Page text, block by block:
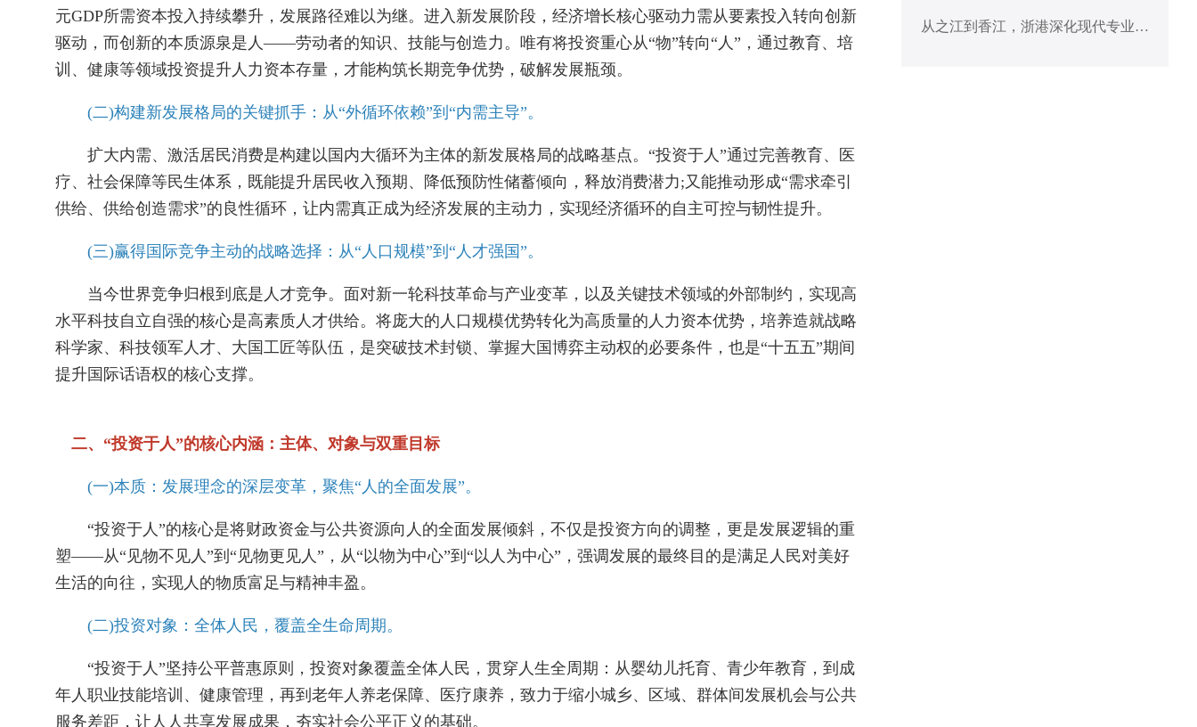
元GDP所需资本投入持续攀升，发展路径难以为继。进入新发展阶段，经济增长核心驱动力需从要素投入转向创新
驱动，而创新的本质源泉是人——劳动者的知识、技能与创造力。唯有将投资重心从“物”转向“人”，通过教育、培
训、健康等领域投资提升人力资本存量，才能构筑长期竞争优势，破解发展瓶颈。
(二)构建新发展格局的关键抓手：从“外循环依赖”到“内需主导”。
扩大内需、激活居民消费是构建以国内大循环为主体的新发展格局的战略基点。“投资于人”通过完善教育、医
疗、社会保障等民生体系，既能提升居民收入预期、降低预防性储蓄倾向，释放消费潜力;又能推动形成“需求牵引
供给、供给创造需求”的良性循环，让内需真正成为经济发展的主动力，实现经济循环的自主可控与韧性提升。
(三)赢得国际竞争主动的战略选择：从“人口规模”到“人才强国”。
当今世界竞争归根到底是人才竞争。面对新一轮科技革命与产业变革，以及关键技术领域的外部制约，实现高
水平科技自立自强的核心是高素质人才供给。将庞大的人口规模优势转化为高质量的人力资本优势，培养造就战略
科学家、科技领军人才、大国工匠等队伍，是突破技术封锁、掌握大国博弈主动权的必要条件，也是“十五五”期间
提升国际话语权的核心支撑。
二、“投资于人”的核心内涵：主体、对象与双重目标
(一)本质：发展理念的深层变革，聚焦“人的全面发展”。
“投资于人”的核心是将财政资金与公共资源向人的全面发展倾斜，不仅是投资方向的调整，更是发展逻辑的重
塑——从“见物不见人”到“见物更见人”，从“以物为中心”到“以人为中心”，强调发展的最终目的是满足人民对美好
生活的向往，实现人的物质富足与精神丰盈。
(二)投资对象：全体人民，覆盖全生命周期。
“投资于人”坚持公平普惠原则，投资对象覆盖全体人民，贯穿人生全周期：从婴幼儿托育、青少年教育，到成
年人职业技能培训、健康管理，再到老年人养老保障、医疗康养，致力于缩小城乡、区域、群体间发展机会与公共
服务差距，让人人共享发展成果，夯实社会公平正义的基础。
从之江到香江，浙港深化现代专业服